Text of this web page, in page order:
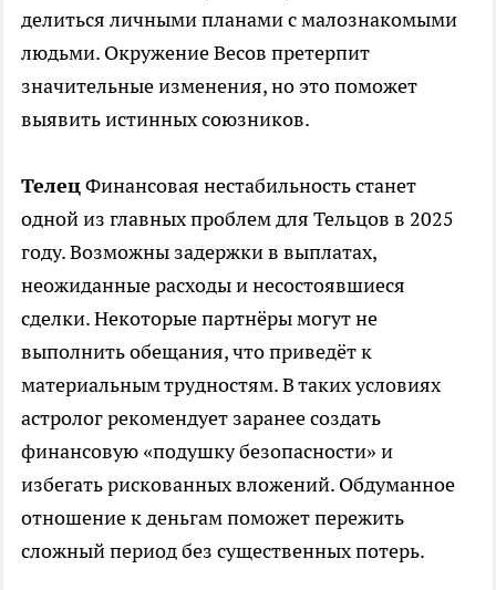
делиться личными планами с малознакомыми
людьми. Окружение Весов претерпит
значительные изменения, но это поможет
выявить истинных союзников.
ТелецФинансовая нестабильность станет
одной из главных проблем для Тельцов в 2025
году. Возможны задержки в выплатах,
неожиданные расходы и несостоявшиеся
сделки. Некоторые партнёры могут не
выполнить обещания, что приведёт к
материальным трудностям. В таких условиях
астролог рекомендует заранее создать
финансовую «подушку безопасности» и
избегать рискованных вложений. Обдуманное
отношение к деньгам поможет пережить
сложный период без существенных потерь.